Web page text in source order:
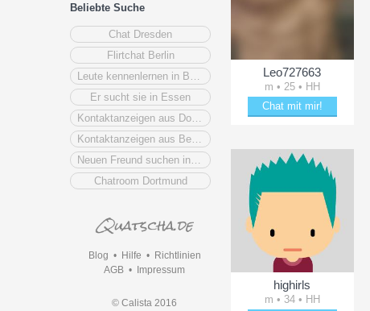
Beliebte Suche
Chat Dresden
Flirtchat Berlin
Er sucht sie in Essen
Chatroom Dortmund
Blog • Hilfe • Richtlinien
AGB • Impressum
© Calista 2016
Leo727663
m • 25 • HH
Chat mit mir!
highirls
m • 34 • HH